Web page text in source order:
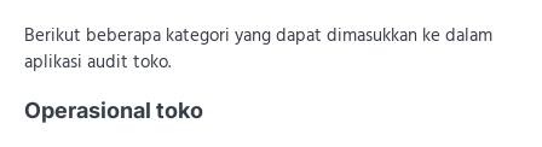
Berikut beberapa kategori yang dapat dimasukkan ke dalam
aplikasi audit toko.
Operasional toko